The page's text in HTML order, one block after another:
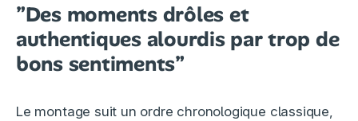
”Des moments drôles et
authentiques alourdis par trop de
bons sentiments”
Le montage suit un ordre chronologique classique,